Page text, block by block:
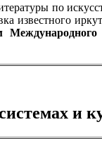
по
известного
и